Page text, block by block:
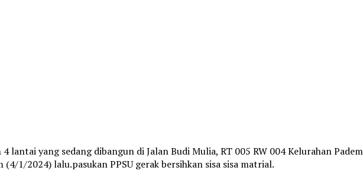
4 lantai yang sedang dibangun di Jalan Budi Mulia, RT 005 RW 004 Kelurahan
1/2024) lalu.pasukan PPSU gerak bersihkan sisa sisa matrial.